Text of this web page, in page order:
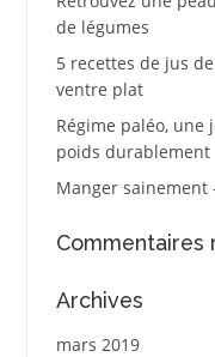
de légumes
5 recettes de jus
ventre plat
Régime paléo,
poids durablement
Manger
Commentaires
Archives
mars 2019